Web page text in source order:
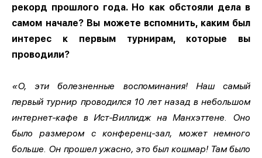
рекорд прошлого года. Но как обстояли дела в
самом начале? Вы можете вспомнить, каким был
интерес к первым турнирам, которые вы
проводили?
«О, эти болезненные воспоминания! Наш самый
первый турнир проводился 10 лет назад в небольшом
интернет-кафе в Ист-Виллидж на Манхэттене. Оно
было размером с конференц-зал, может немного
больше. Он прошел ужасно, это был кошмар! Там было